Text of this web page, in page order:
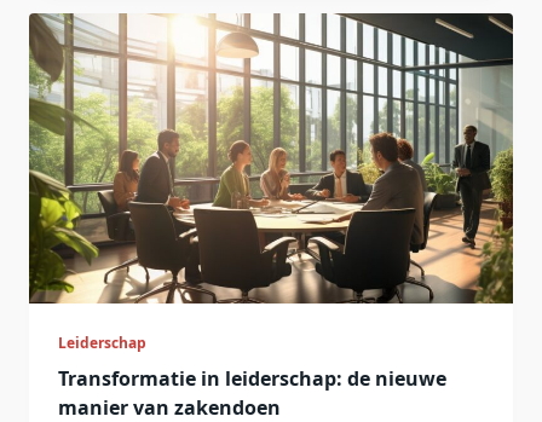
Leiderschap
Transformatie in leiderschap: de nieuwe
manier van zakendoen